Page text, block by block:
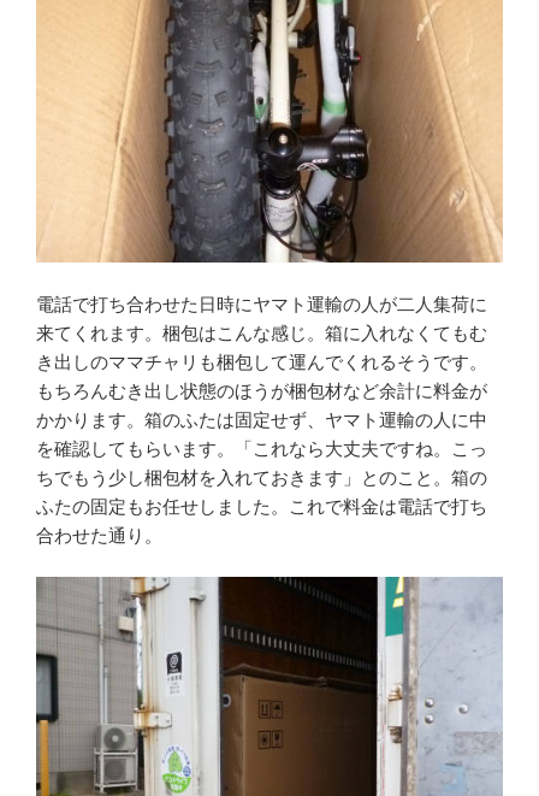
電話で打ち合わせた日時にヤマト運輸の人が二人集荷に
来てくれます。梱包はこんな感じ。箱に入れなくてもむ
き出しのママチャリも梱包して運んでくれるそうです。
もちろんむき出し状態のほうが梱包材など余計に料金が
かかります。箱のふたは固定せず、ヤマト運輸の人に中
を確認してもらいます。「これなら大丈夫ですね。こっ
ちでもう少し梱包材を入れておきます」とのこと。箱の
ふたの固定もお任せしました。これで料金は電話で打ち
合わせた通り。